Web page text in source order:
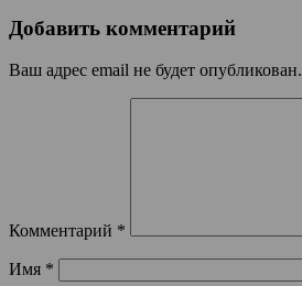
Добавить комментарий
Ваш адрес email не будет опубликован.
Комментарий *
Имя *